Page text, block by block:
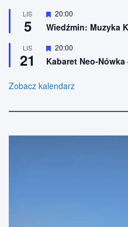
n
i
o
e
LIS
5
W
y
r
ż
n
n
20:00
Wiedźmin: Muzyka
LIS
21
W
y
r
ż
o
20:00
Kabaret Neo-
Zobacz kalendarz